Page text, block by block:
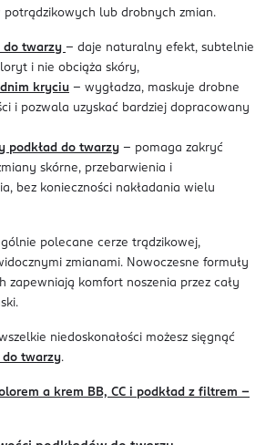
potrądzikowych lub drobnych zmian.
do twarzy – daje naturalny efekt, subtelnie
i nie obciąża skóry,
kryciu – wygładza, maskuje drobne
i pozwala uzyskać bardziej dopracowany
podkład do twarzy – pomaga zakryć
skórne, przebarwienia i
bez konieczności nakładania wielu
polecane cerze trądzikowej,
zmianami. Nowoczesne formuły
zapewniają komfort noszenia przez cały
niedoskonałości możesz sięgnąć
do twarzy.
a krem BB, CC i podkład z filtrem –